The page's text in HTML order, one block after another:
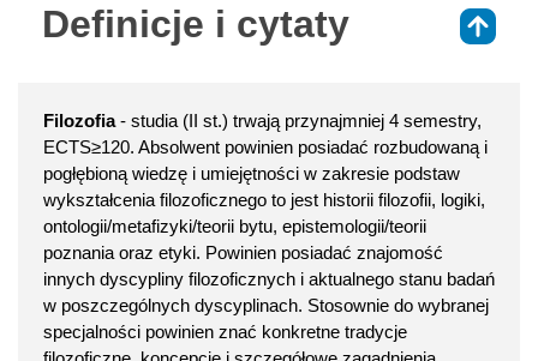
Definicje i cytaty
Filozofia- studia (II st.) trwają przynajmniej 4 semestry,
ECTS≥120. Absolwent powinien posiadać rozbudowaną i
pogłębioną wiedzę i umiejętności w zakresie podstaw
wykształcenia filozoficznego to jest historii filozofii, logiki,
ontologii/metafizyki/teorii bytu, epistemologii/teorii
poznania oraz etyki. Powinien posiadać znajomość
innych dyscypliny filozoficznych i aktualnego stanu badań
w poszczególnych dyscyplinach. Stosownie do wybranej
specjalności powinien znać konkretne tradycje